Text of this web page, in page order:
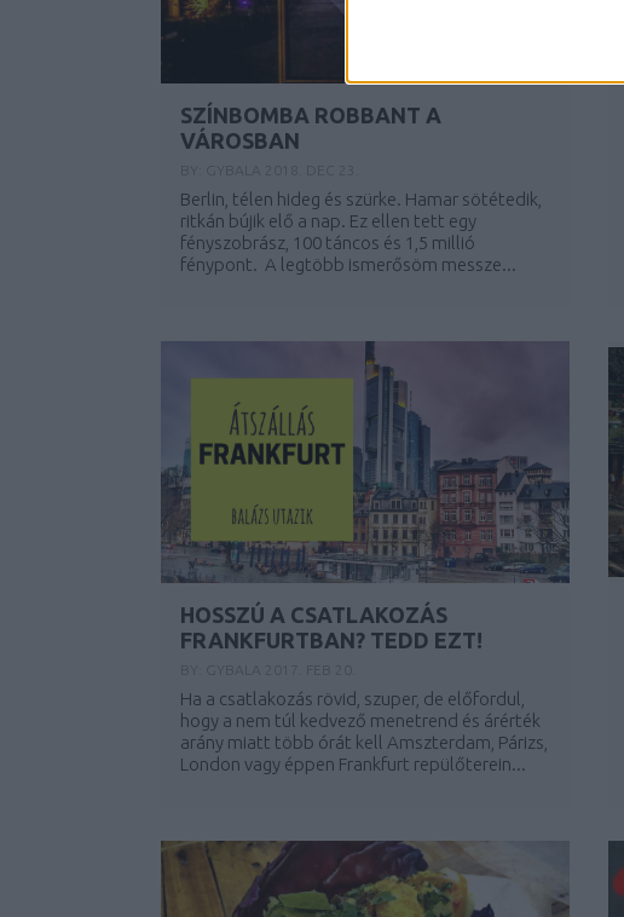
SZÍNBOMBA ROBBANT A
VÁROSBAN
Berlin, télen hideg és szürke. Hamar sötétedik,
ritkán bújik elő a nap. Ez ellen tett egy
fényszobrász, 100 táncos és 1,5 millió
fénypont. A legtöbb ismerősöm messze...
HOSSZÚ A CSATLAKOZÁS
FRANKFURTBAN? TEDD EZT!
Ha a csatlakozás rövid, szuper, de előfordul,
hogy a nem túl kedvező menetrend és árérték
arány miatt több órát kell Amszterdam, Párizs,
London vagy éppen Frankfurt repülőterein...